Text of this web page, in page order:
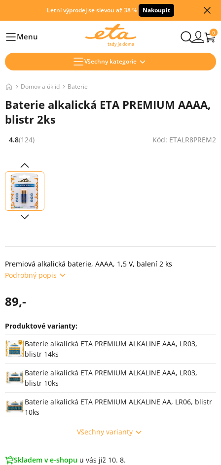
Letní výprodej se slevou až 38 % Nakoupit
HlavníMenu 0
Všechny kategorie
Domov a úklid Baterie
Baterie alkalická ETA PREMIUM AAAA,
blistr 2ks
Hodnocení: 4.8 z 5 (124 recenzí)
4.8(124) Kód: ETALR8PREM2
Premiová alkalická baterie, AAAA, 1,5 V, balení 2 ks
Podrobný popis
89,-
Produktové varianty:
Varianty
Baterie alkalická ETA PREMIUM ALKALINE AAA, LR03,
blistr 14ks
Baterie alkalická ETA PREMIUM ALKALINE AAA, LR03,
blistr 10ks
Baterie alkalická ETA PREMIUM ALKALINE AA, LR06, blistr
10ks
Všechny varianty
Skladem v e-shopu u vás již 10. 8.